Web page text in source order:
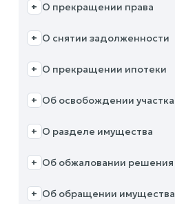
+ О прекращении права
+ О снятии задолженности
+ О прекращении ипотеки
+ Об освобождении участка
+ О разделе имущества
+ Об обжаловании решения
+ Об обращении имущества